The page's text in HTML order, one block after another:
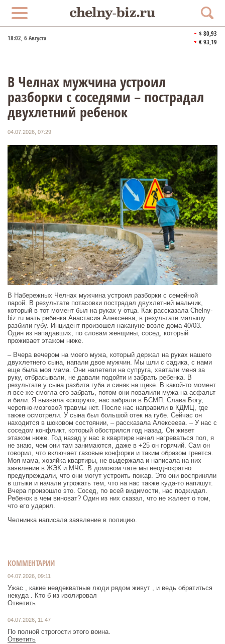
18:02, 6 Августа
$ 80,93
€ 93,19
В Челнах мужчина устроил
разборки с соседями – пострадал
двухлетний ребенок
04.07.2026, 07:29
В Набережных Челнах мужчина устроил разборки с семейной
парой. В результате потасовки пострадал двухлетний мальчик,
который в тот момент был на руках у отца. Как рассказала Сhelny-
biz.ru мать ребенка Анастасия Алексеева, в результате малышу
разбили губу. Инцидент произошел накануне возле дома 40/03.
Один из нападавших, по словам женщины, сосед, который
проживает этажом ниже.
– Вчера вечером на моего мужа, который держал на руках нашего
двухлетнего сына, напали двое мужчин. Мы шли с садика, с нами
еще была моя мама. Они налетели на супруга, хватали меня за
руку, отбрасывали, не давали подойти и забрать ребенка. В
результате у сына разбита губа и синяк на щеке. В какой-то момент
я все же смогла его забрать, потом они повалили мужа на асфальт
и били. Я вызвала «скорую», нас забрали в БСМП. Слава Богу,
черепно-мозговой травмы нет. После нас направили в КДМЦ, где
также осмотрели. У сына был большой отек на губе. Сейчас он
находится в шоковом состоянии, – рассказала Алексеева. – У нас с
соседом конфликт, который обострился год назад. Он живет
этажом ниже. Год назад у нас в квартире начал нагреваться пол, я
не знаю, чем они там занимаются, даже в +25 он горячий. Сам он
говорил, что включает газовые конфорки и таким образом греется.
Моя мама, хозяйка квартиры, не выдержала и написала на них
заявление в ЖЭК и МЧС. В домовом чате мы неоднократно
предупреждали, что они могут устроить пожар. Это они восприняли
в штыки и начали угрожать тем, что на нас также куда-то напишут.
Вчера произошло это. Сосед, по всей видимости, нас поджидал.
Ребенок в чем виноват? Один из них сказал, что не жалеет о том,
что его ударил.
Челнинка написала заявление в полицию.
КОММЕНТАРИИ
04.07.2026, 09:11
Ужас , какие неадекватные люди рядом живут , и ведь обратиться
некуда . Кто б из изолировал
Ответить
04.07.2026, 11:47
По полной строгости этого воина.
Ответить